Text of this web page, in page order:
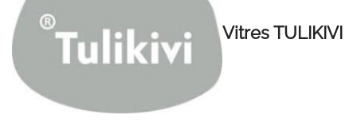
Vitres TULIKIVI